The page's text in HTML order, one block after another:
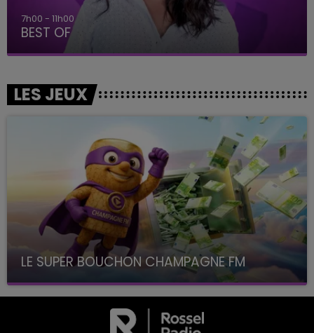
11h00 - 16h00
Le week-end Champagne FM
LES JEUX
LE SUPER BOUCHON CHAMPAGNE FM
avec La Famille Champagne FM, à 8H10